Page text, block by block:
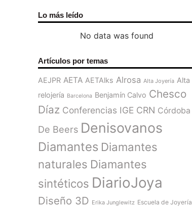
Lo más leído
No data was found
Artículos por temas
AEJPR AETA AETAlks Alrosa Alta Joyería Alta
relojería Barcelona Benjamín Calvo Chesco
Díaz Conferencias IGE CRN Córdoba
De Beers Denisovanos
Diamantes Diamantes
naturales Diamantes
sintéticos DiarioJoya
Diseño 3D Erika Junglewitz Escuela de Joyería